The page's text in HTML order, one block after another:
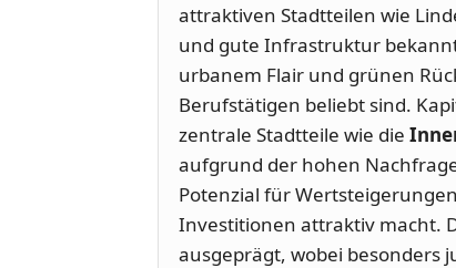
attraktiven Stadtteilen wie
und gute Infrastruktur
urbanem Flair und grünen
Berufstätigen beliebt sind.
zentrale Stadtteile wie die
aufgrund der hohen
Potenzial für
Investitionen attraktiv macht.
ausgeprägt, wobei besonders